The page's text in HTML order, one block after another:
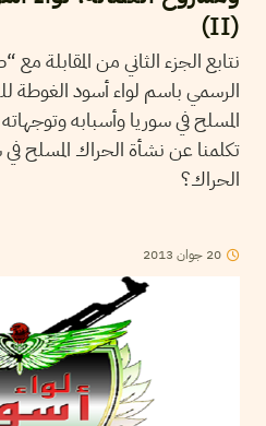
(II)
نتابع الجزء الثاني من المقابلة
الرسمي باسم لواء أسود الغوطة
المسلح في سوريا وأسبابه
تكلمنا عن نشأة الحراك المسلح
الحراك؟
20 جوان 2013